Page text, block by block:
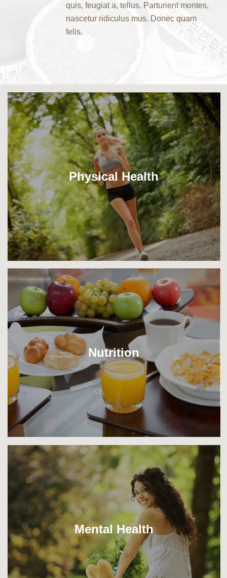
quis, feugiat a, tellus. Parturient montes,
nascetur ridiculus mus. Donec quam
felis.
Physical Health
Nutrition
Mental Health